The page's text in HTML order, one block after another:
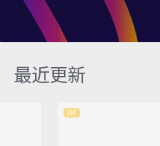
最近更新
VIP